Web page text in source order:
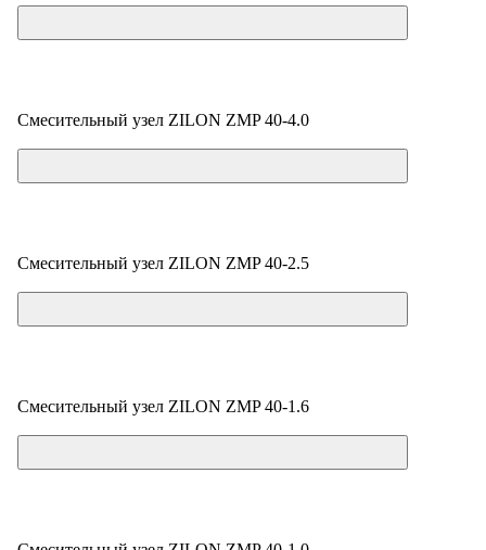
Цена по запросу
Смесительный узел ZILON ZMP 40-4.0
Цена по запросу
Смесительный узел ZILON ZMP 40-2.5
Цена по запросу
Смесительный узел ZILON ZMP 40-1.6
Цена по запросу